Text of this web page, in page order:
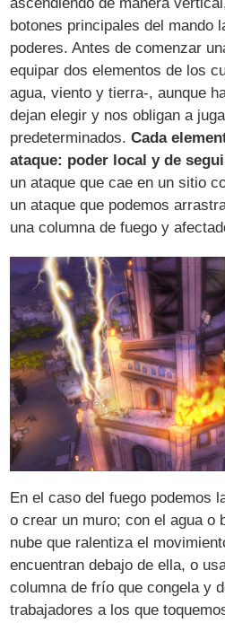
botones principales del mando
poderes. Antes de comenzar
equipar dos elementos de los
agua, viento y tierra-, aunque
dejan elegir y nos obligan a
predeterminados.Cada
ataque: poder local y de
un ataque que cae en un sitio
un ataque que podemos
una columna de fuego y
En el caso del fuego podemos
o crear un muro; con el agua o
nube que ralentiza el
encuentran debajo de ella, o
columna de frío que congela y
trabajadores a los que